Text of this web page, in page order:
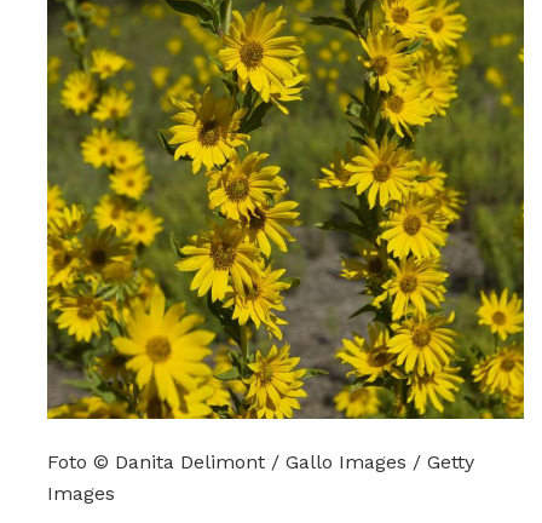
Foto © Danita Delimont / Gallo Images / Getty
Images